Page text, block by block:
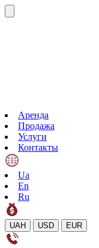
Аренда
Продажа
Услуги
Контакты
Ua
En
Ru
UAH USD EUR